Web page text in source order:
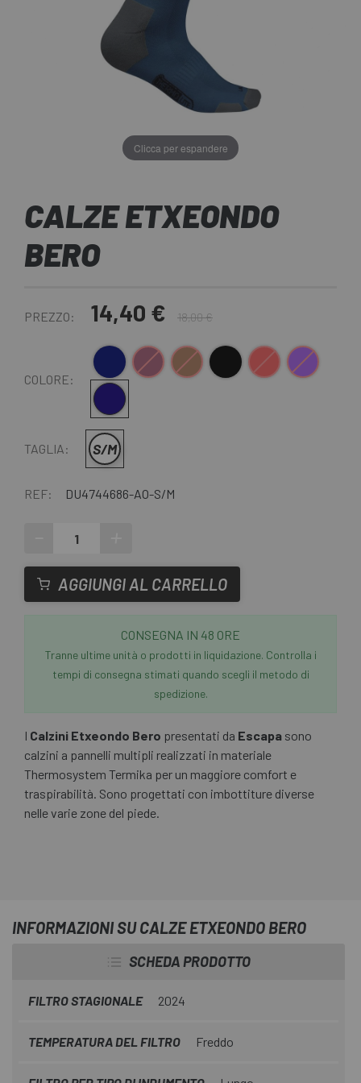
Clicca per espandere
CALZE ETXEONDO
BERO
PREZZO: 14,40 € 18,00 €
COLORE:
Blu scuroGranatoMarroneNero Rosso Viola
Blu scuro
TAGLIA: S/M
REF: DU4744686-AO-S/M
AGGIUNGI AL CARRELLO
CONSEGNA IN 48 ORE
Tranne ultime unità o prodotti in liquidazione. Controlla i
tempi di consegna stimati quando scegli il metodo di
spedizione.
I Calzini Etxeondo Bero presentati da Escapa sono
calzini a pannelli multipli realizzati in materiale
Thermosystem Termika per un maggiore comfort e
traspirabilità. Sono progettati con imbottiture diverse
nelle varie zone del piede.
INFORMAZIONI SU CALZE ETXEONDO BERO
SCHEDA PRODOTTO
FILTRO STAGIONALE 2024
TEMPERATURA DEL FILTRO Freddo